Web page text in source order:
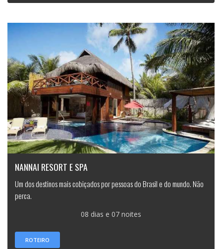
NANNAI RESORT E SPA
Um dos destinos mais cobiçados por pessoas do Brasil e do mundo. Não
perca.
08 dias e 07 noites
ROTEIRO